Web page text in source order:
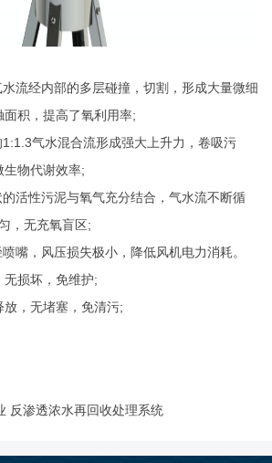
流经内部的多层碰撞，切割，形成大量微细
积，提高了氧利用率;
气水混合流形成强大上升力，卷吸污
生物代谢效率;
活性污泥与氧气充分结合，气水流不断循
，无充氧盲区;
嘴，风压损失极小，降低风机电力消耗。
损坏，免维护;
，无堵塞，免清污;
反渗透浓水再回收处理系统